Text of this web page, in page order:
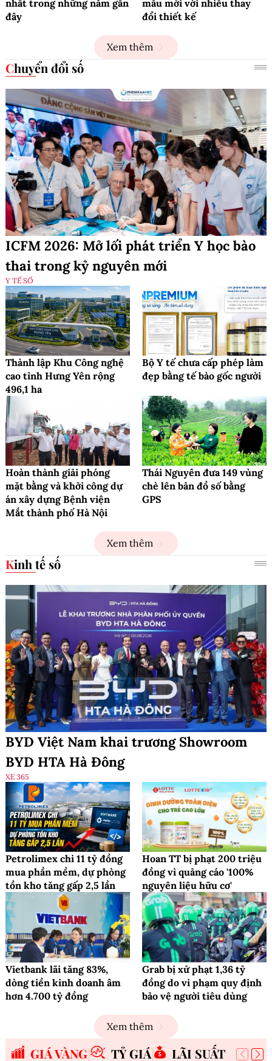
nhất trong những năm gần
đây
mẫu mới với nhiều thay
đổi thiết kế
Xem thêm
Chuyển đổi số
ICFM 2026: Mở lối phát triển Y học bào
thai trong kỷ nguyên mới
Y TẾ SỐ
Thành lập Khu Công nghệ
cao tỉnh Hưng Yên rộng
496,1 ha
Bộ Y tế chưa cấp phép làm
đẹp bằng tế bào gốc người
Hoàn thành giải phóng
mặt bằng và khởi công dự
án xây dựng Bệnh viện
Mắt thành phố Hà Nội
Thái Nguyên đưa 149 vùng
chè lên bản đồ số bằng
GPS
Xem thêm
Kinh tế số
BYD Việt Nam khai trương Showroom
BYD HTA Hà Đông
XE 365
Petrolimex chi 11 tỷ đồng
mua phần mềm, dự phòng
tồn kho tăng gấp 2,5 lần
Hoan TT bị phạt 200 triệu
đồng vì quảng cáo '100%
nguyên liệu hữu cơ'
Vietbank lãi tăng 83%,
dòng tiền kinh doanh âm
hơn 4.700 tỷ đồng
Grab bị xử phạt 1,36 tỷ
đồng do vi phạm quy định
bảo vệ người tiêu dùng
Xem thêm
GIÁ VÀNG TỶ GIÁ LÃI SUẤT